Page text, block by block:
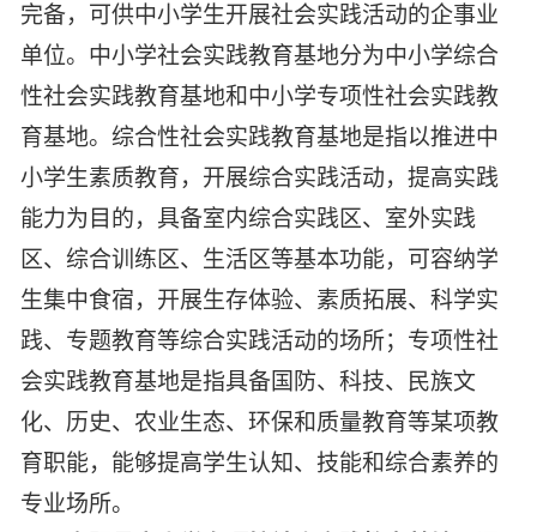
完备，可供中小学生开展社会实践活动的企事业
单位。中小学社会实践教育基地分为中小学综合
性社会实践教育基地和中小学专项性社会实践教
育基地。综合性社会实践教育基地是指以推进中
小学生素质教育，开展综合实践活动，提高实践
能力为目的，具备室内综合实践区、室外实践
区、综合训练区、生活区等基本功能，可容纳学
生集中食宿，开展生存体验、素质拓展、科学实
践、专题教育等综合实践活动的场所；专项性社
会实践教育基地是指具备国防、科技、民族文
化、历史、农业生态、环保和质量教育等某项教
育职能，能够提高学生认知、技能和综合素养的
专业场所。